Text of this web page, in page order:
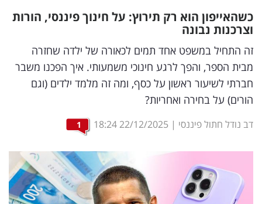
דיגיטל
וטק
שיווק
ופרסום
משפט
מדדים
ומחקרים
דעות
כשהאייפון הוא רק תירוץ: על חינוך פיננסי, הורות
וצרכנות נבונה
זה התחיל במשפט אחד תמים לכאורה של ילדה שחזרה
מבית הספר, והפך לרגע חינוכי משמעותי. איך הפכנו משבר
חברתי לשיעור ראשון על כסף, ומה זה מלמד ילדים (וגם
הורים) על בחירה ואחריות?
דב נודל חתול פיננסי |
22/12/2025
18:24
1